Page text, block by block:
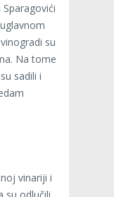
su
Na tome
sadili i
vinariji i
su odlučili